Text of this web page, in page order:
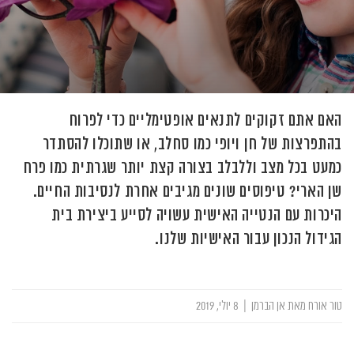
האם אתם זקוקים לתנאים אופטימליים כדי לפרוח
בהתפרצות של חן ויופי כמו סחלב, או שתוכלו להסתדר
כמעט בכל מצב וללבלב בצורה קצת יותר שגרתית כמו פרח
שן הארי? טיפוסים שונים מגיבים אחרת לנסיבות החיים.
היכרות עם הנטייה האישית עשויה לסייע ביצירת בית
הגידול הנכון עבור האישיות שלנו.
טור אורח מאת אן הברמן